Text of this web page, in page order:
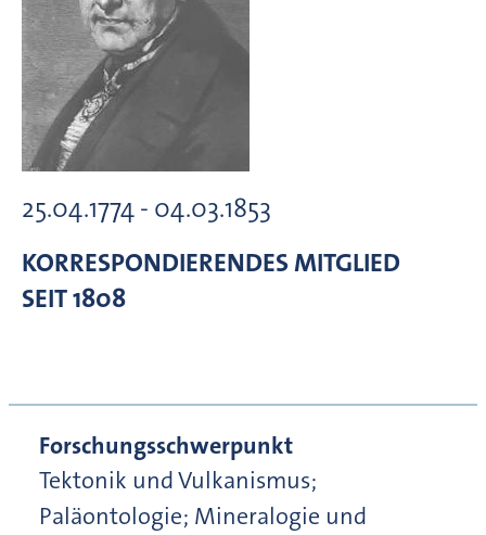
25.04.1774 - 04.03.1853
KORRESPONDIERENDES MITGLIED
SEIT 1808
Forschungsschwerpunkt
Tektonik und Vulkanismus;
Paläontologie; Mineralogie und